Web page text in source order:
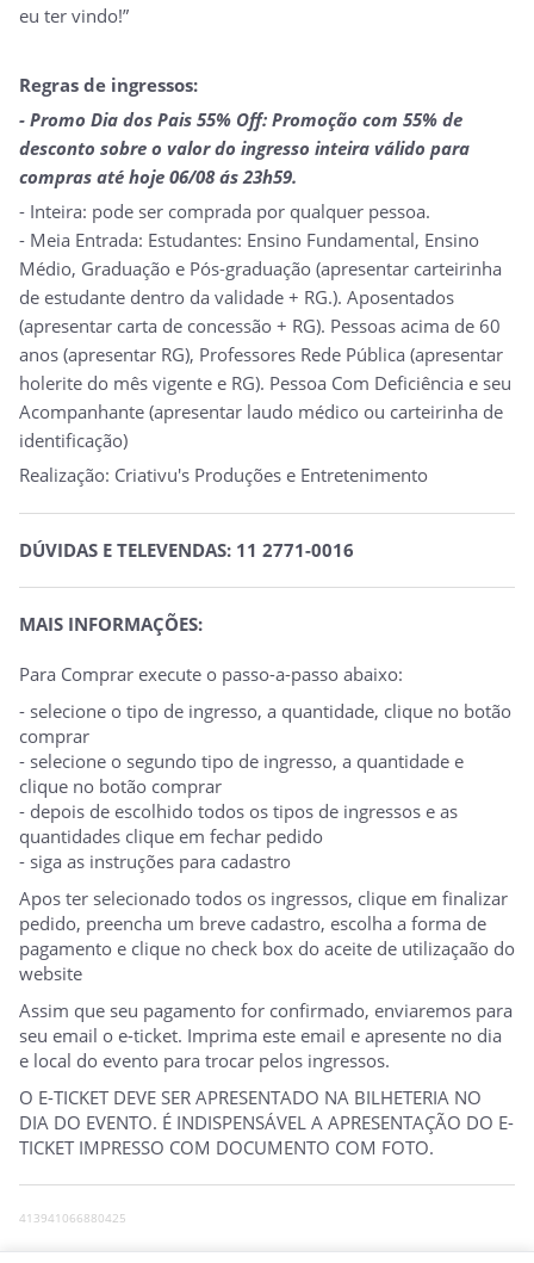
eu ter vindo!”
Regras de ingressos:
- Promo Dia dos Pais 55% Off: Promoção com 55% de
desconto sobre o valor do ingresso inteira válido para
compras até hoje 06/08 ás 23h59.
- Inteira: pode ser comprada por qualquer pessoa.
- Meia Entrada: Estudantes: Ensino Fundamental, Ensino
Médio, Graduação e Pós-graduação (apresentar carteirinha
de estudante dentro da validade + RG.). Aposentados
(apresentar carta de concessão + RG). Pessoas acima de 60
anos (apresentar RG), Professores Rede Pública (apresentar
holerite do mês vigente e RG). Pessoa Com Deficiência e seu
Acompanhante (apresentar laudo médico ou carteirinha de
identificação)
Realização: Criativu's Produções e Entretenimento
DÚVIDAS E TELEVENDAS: 11 2771-0016
MAIS INFORMAÇÕES:
Para Comprar execute o passo-a-passo abaixo:
- selecione o tipo de ingresso, a quantidade, clique no botão
comprar
- selecione o segundo tipo de ingresso, a quantidade e
clique no botão comprar
- depois de escolhido todos os tipos de ingressos e as
quantidades clique em fechar pedido
- siga as instruções para cadastro
Apos ter selecionado todos os ingressos, clique em finalizar
pedido, preencha um breve cadastro, escolha a forma de
pagamento e clique no check box do aceite de utilizaçaão do
website
Assim que seu pagamento for confirmado, enviaremos para
seu email o e-ticket. Imprima este email e apresente no dia
e local do evento para trocar pelos ingressos.
O E-TICKET DEVE SER APRESENTADO NA BILHETERIA NO
DIA DO EVENTO. É INDISPENSÁVEL A APRESENTAÇÃO DO E-
TICKET IMPRESSO COM DOCUMENTO COM FOTO.
413941066880425